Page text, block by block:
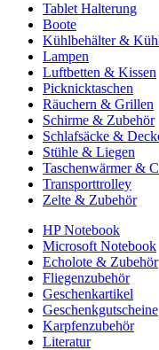
Tablet Halterung
Boote
Kühlbehälter &
Lampen
Luftbetten & Kissen
Picknicktaschen
Räuchern & Grillen
Schirme & Zubehör
Schlafsäcke &
Stühle & Liegen
Taschenwärmer &
Transporttrolley
Zelte & Zubehör
HP Notebook
Microsoft Notebook
Echolote & Zubehör
Fliegenzubehör
Geschenkartikel
Geschenkgutscheine
Karpfenzubehör
Literatur